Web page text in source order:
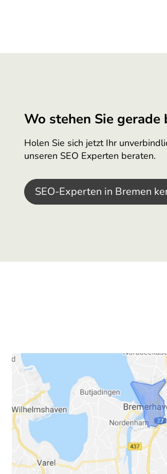
Wo stehen Sie gerade
Holen Sie sich jetzt Ihr
unseren SEO Experten beraten.
SEO-Experten in Bremen